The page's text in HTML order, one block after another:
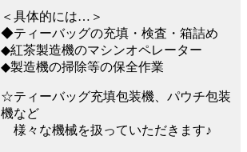
＜具体的には…＞
◆ティーバッグの充填・検査・箱詰め
◆紅茶製造機のマシンオペレーター
◆製造機の掃除等の保全作業
☆ティーバッグ充填包装機、パウチ包装
機など
様々な機械を扱っていただきます♪